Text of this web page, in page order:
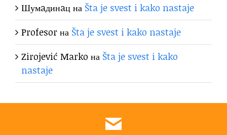
Шумaдинaцна Šta je svest i kako nastaje
Profesorна Šta je svest i kako nastaje
Zirojević Marko на Šta je svest i kako
nastaje